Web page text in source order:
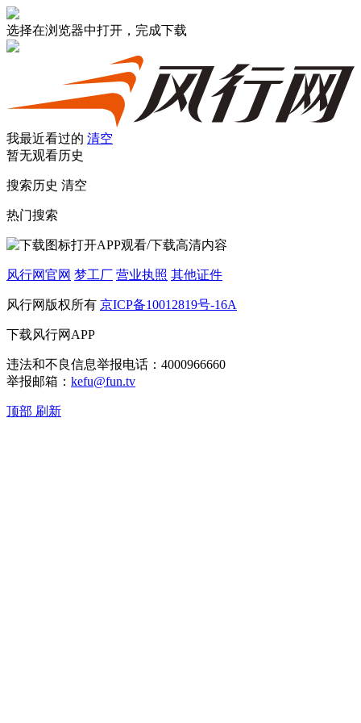
选择在浏览器中打开，完成下载
我最近看过的 清空
暂无观看历史
搜索历史 清空
热门搜索
打开APP观看/下载高清内容
风行网官网 梦工厂 营业执照 其他证件
风行网版权所有 京ICP备10012819号-16A
下载风行网APP
违法和不良信息举报电话：4000966660
举报邮箱： kefu@fun.tv
顶部 刷新